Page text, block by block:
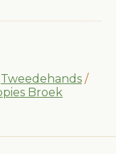
Tweedehands /
Broek